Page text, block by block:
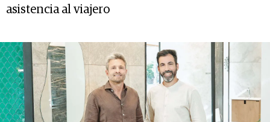
asistencia al viajero